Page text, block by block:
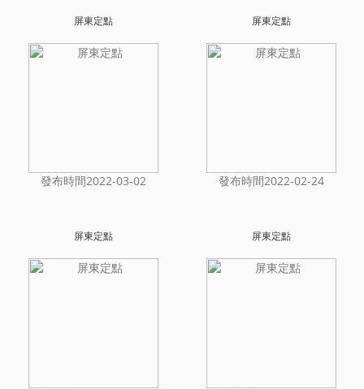
屏東定點
發布時間2022-03-02
屏東定點
發布時間2022-02-24
屏東定點 屏東定點